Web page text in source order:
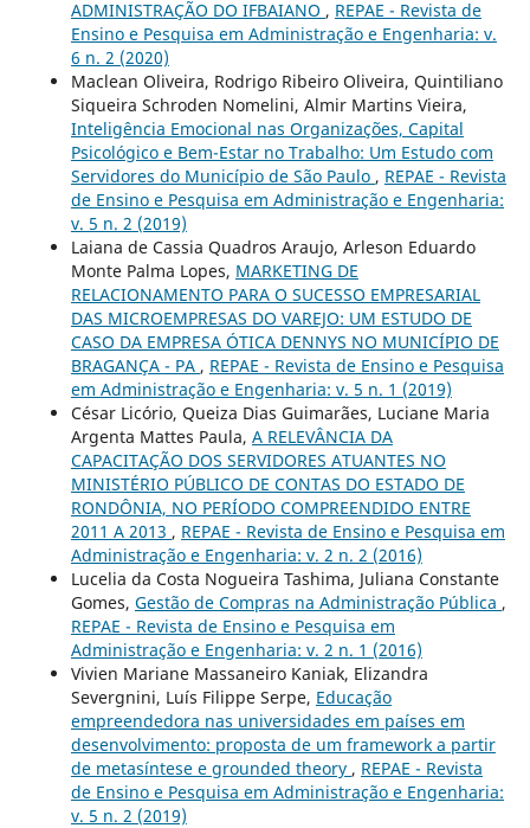
ADMINISTRAÇÃO DO IFBAIANO , REPAE - Revista de
Ensino e Pesquisa em Administração e Engenharia: v.
6 n. 2 (2020)
Maclean Oliveira, Rodrigo Ribeiro Oliveira, Quintiliano
Siqueira Schroden Nomelini, Almir Martins Vieira,
Inteligência Emocional nas Organizações, Capital
Psicológico e Bem-Estar no Trabalho: Um Estudo com
Servidores do Município de São Paulo , REPAE - Revista
de Ensino e Pesquisa em Administração e Engenharia:
v. 5 n. 2 (2019)
Laiana de Cassia Quadros Araujo, Arleson Eduardo
Monte Palma Lopes, MARKETING DE
RELACIONAMENTO PARA O SUCESSO EMPRESARIAL
DAS MICROEMPRESAS DO VAREJO: UM ESTUDO DE
CASO DA EMPRESA ÓTICA DENNYS NO MUNICÍPIO DE
BRAGANÇA - PA , REPAE - Revista de Ensino e Pesquisa
em Administração e Engenharia: v. 5 n. 1 (2019)
César Licório, Queiza Dias Guimarães, Luciane Maria
Argenta Mattes Paula, A RELEVÂNCIA DA
CAPACITAÇÃO DOS SERVIDORES ATUANTES NO
MINISTÉRIO PÚBLICO DE CONTAS DO ESTADO DE
RONDÔNIA, NO PERÍODO COMPREENDIDO ENTRE
2011 A 2013 , REPAE - Revista de Ensino e Pesquisa em
Administração e Engenharia: v. 2 n. 2 (2016)
Lucelia da Costa Nogueira Tashima, Juliana Constante
Gomes, Gestão de Compras na Administração Pública ,
REPAE - Revista de Ensino e Pesquisa em
Administração e Engenharia: v. 2 n. 1 (2016)
Vivien Mariane Massaneiro Kaniak, Elizandra
Severgnini, Luís Filippe Serpe, Educação
empreendedora nas universidades em países em
desenvolvimento: proposta de um framework a partir
de metasíntese e grounded theory , REPAE - Revista
de Ensino e Pesquisa em Administração e Engenharia:
v. 5 n. 2 (2019)